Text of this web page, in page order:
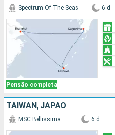
Pensão completa
Spectrum Of The Seas 6 d
TAIWAN, JAPÃO
MSC Bellissima 6 d